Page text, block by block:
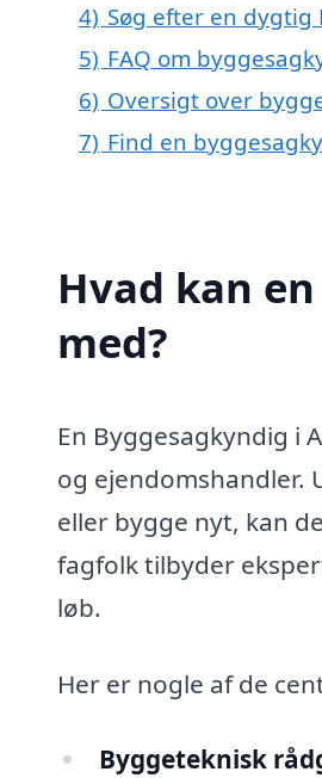
4) Søg efter en
5) FAQ om
6) Oversigt over
7) Find en
Hvad kan
med?
En Byggesagkyndig i
og ejendomshandler.
eller bygge nyt, kan
fagfolk tilbyder
løb.
Her er nogle af de
Byggeteknisk